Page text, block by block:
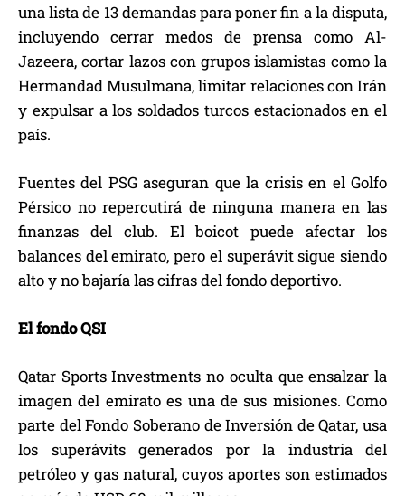
una lista de 13 demandas para poner fin a la disputa,
incluyendo cerrar medos de prensa como Al-
Jazeera, cortar lazos con grupos islamistas como la
Hermandad Musulmana, limitar relaciones con Irán
y expulsar a los soldados turcos estacionados en el
país.
Fuentes del PSG aseguran que la crisis en el Golfo
Pérsico no repercutirá de ninguna manera en las
finanzas del club. El boicot puede afectar los
balances del emirato, pero el superávit sigue siendo
alto y no bajaría las cifras del fondo deportivo.
El fondo QSI
Qatar Sports Investments no oculta que ensalzar la
imagen del emirato es una de sus misiones. Como
parte del Fondo Soberano de Inversión de Qatar, usa
los superávits generados por la industria del
petróleo y gas natural, cuyos aportes son estimados